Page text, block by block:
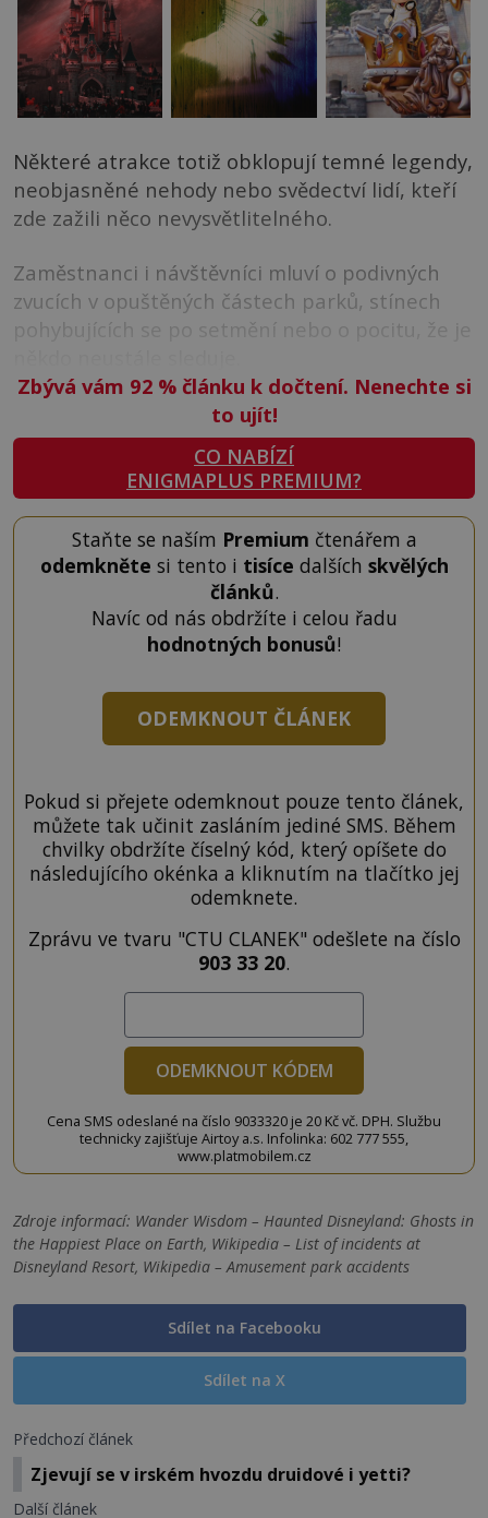
Některé atrakce totiž obklopují temné legendy,
neobjasněné nehody nebo svědectví lidí, kteří
zde zažili něco nevysvětlitelného.
Zaměstnanci i návštěvníci mluví o podivných
zvucích v opuštěných částech parků, stínech
pohybujících se po setmění nebo o pocitu, že je
Zbývá vám 92 %článku k dočtení. Nenechte si
to ujít!
CO NABÍZÍ
ENIGMAPLUS PREMIUM?
Staňte se naším Premium čtenářem a
odemkněte si tento i tisíce dalších skvělých
článků.
Navíc od nás obdržíte i celou řadu
hodnotných bonusů!
ODEMKNOUT ČLÁNEK
Pokud si přejete odemknout pouze tento článek,
můžete tak učinit zasláním jediné SMS. Během
chvilky obdržíte číselný kód, který opíšete do
následujícího okénka a kliknutím na tlačítko jej
odemknete.
Zprávu ve tvaru "CTU CLANEK" odešlete na číslo
903 33 20.
ODEMKNOUT KÓDEM
Cena SMS odeslané na číslo 9033320 je 20 Kč vč. DPH. Službu
technicky zajišťuje Airtoy a.s. Infolinka: 602 777 555,
www.platmobilem.cz
Zdroje informací: Wander Wisdom – Haunted Disneyland: Ghosts in
the Happiest Place on Earth, Wikipedia – List of incidents at
Disneyland Resort, Wikipedia – Amusement park accidents
Sdílet na Facebooku
Sdílet na X
Předchozí článek
Zjevují se v irském hvozdu druidové i yetti?
Další článek